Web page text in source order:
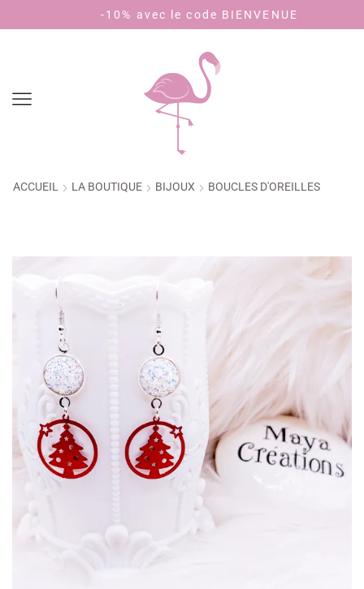
-10% avec le code BIENVENUE
ACCUEIL LA BOUTIQUE BIJOUX BOUCLES D'OREILLES